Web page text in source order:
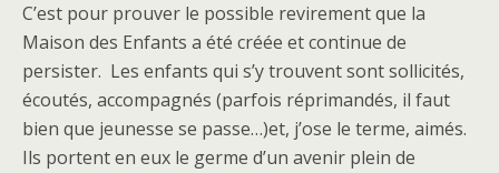
C’est pour prouver le possible revirement que la
Maison des Enfants a été créée et continue de
persister. Les enfants qui s’y trouvent sont sollicités,
écoutés, accompagnés (parfois réprimandés, il faut
bien que jeunesse se passe…)et, j’ose le terme, aimés.
Ils portent en eux le germe d’un avenir plein de